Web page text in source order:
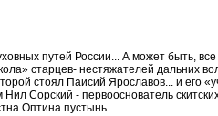
путей России... А может быть,
старцев- нестяжателей дальних
стоял Паисий Ярославов... и его
Сорский - первооснователь
Оптина пустынь.